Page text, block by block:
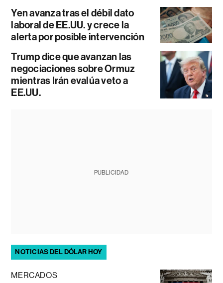
Yen avanza tras el débil dato
laboral de EE.UU. y crece la
alerta por posible intervención
Trump dice que avanzan las
negociaciones sobre Ormuz
mientras Irán evalúa veto a
EE.UU.
PUBLICIDAD
NOTICIAS DEL DÓLAR HOY
MERCADOS